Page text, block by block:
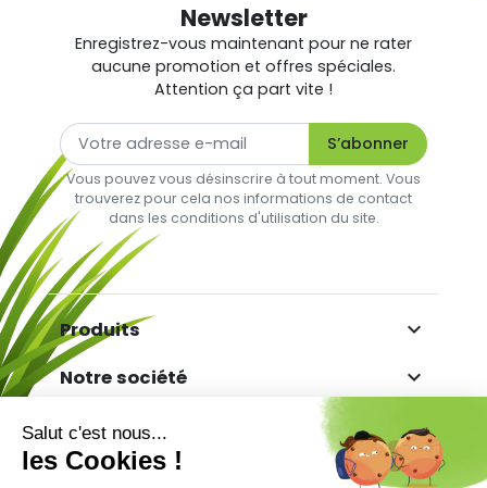
(7 avis)
Newsletter
Enregistrez-vous maintenant pour ne rater
aucune promotion et offres spéciales.
Attention ça part vite !
Vous pouvez vous désinscrire à tout moment. Vous
trouverez pour cela nos informations de contact
dans les conditions d'utilisation du site.
Produits 
Notre société 
Votre compte 
Informations 